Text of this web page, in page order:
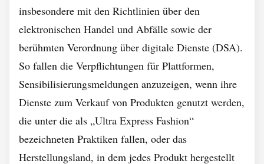
insbesondere mit den Richtlinien über den
elektronischen Handel und Abfälle sowie der
berühmten Verordnung über digitale Dienste (DSA).
So fallen die Verpflichtungen für Plattformen,
Sensibilisierungsmeldungen anzuzeigen, wenn ihre
Dienste zum Verkauf von Produkten genutzt werden,
die unter die als „Ultra Express Fashion“
bezeichneten Praktiken fallen, oder das
Herstellungsland, in dem jedes Produkt hergestellt